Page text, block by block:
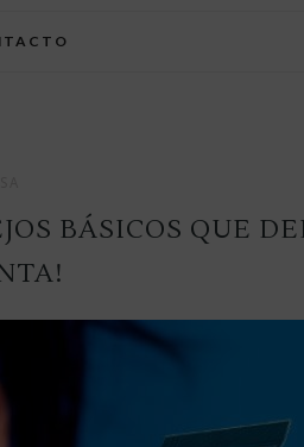
BÁSICOS QUE